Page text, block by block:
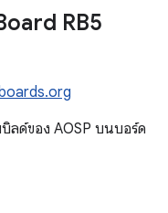
RB5
ลด์ของ AOSP บนบอร์ด